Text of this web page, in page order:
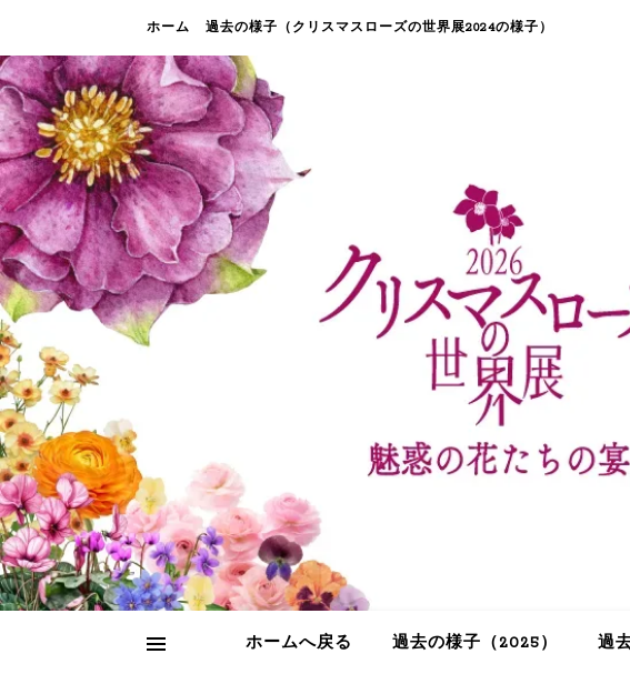
ホーム 過去の様子（クリスマスローズの世界展2024の様子）
ホームへ戻る 過去の様子（2025） 過